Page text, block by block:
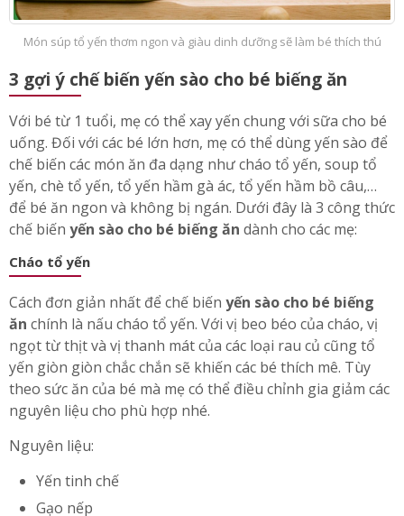
Món súp tổ yến thơm ngon và giàu dinh dưỡng sẽ làm bé thích thú
3 gợi ý chế biến yến sào cho bé biếng ăn
Với bé từ 1 tuổi, mẹ có thể xay yến chung với sữa cho bé
uống. Đối với các bé lớn hơn, mẹ có thể dùng yến sào để
chế biến các món ăn đa dạng như cháo tổ yến, soup tổ
yến, chè tổ yến, tổ yến hầm gà ác, tổ yến hầm bồ câu,…
để bé ăn ngon và không bị ngán. Dưới đây là 3 công thức
chế biến yến sào cho bé biếng ăn dành cho các mẹ:
Cháo tổ yến
Cách đơn giản nhất để chế biến yến sào cho bé biếng
ăn chính là nấu cháo tổ yến. Với vị beo béo của cháo, vị
ngọt từ thịt và vị thanh mát của các loại rau củ cũng tổ
yến giòn giòn chắc chắn sẽ khiến các bé thích mê. Tùy
theo sức ăn của bé mà mẹ có thể điều chỉnh gia giảm các
nguyên liệu cho phù hợp nhé.
Nguyên liệu:
Yến tinh chế
Gạo nếp